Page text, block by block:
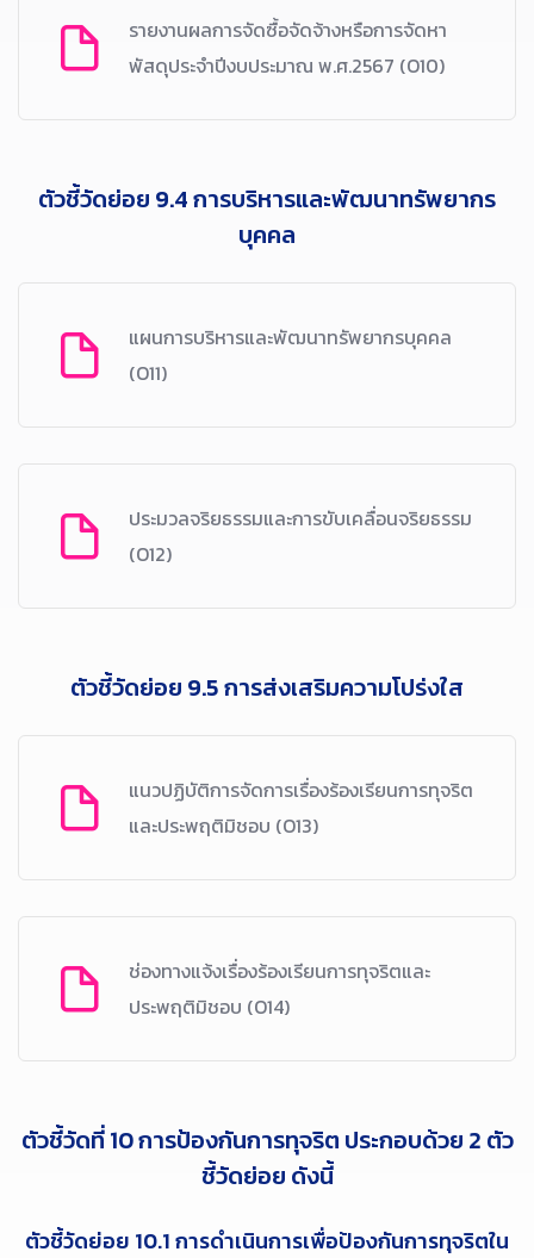
รายงานผลการจัดซื้อจัดจ้างหรือการจัดหา
พัสดุประจำปีงบประมาณ พ.ศ.2567 (O10)
ตัวชี้วัดย่อย 9.4 การบริหารและพัฒนาทรัพยากร
บุคคล
แผนการบริหารและพัฒนาทรัพยากรบุคคล
(O11)
ประมวลจริยธรรมและการขับเคลื่อนจริยธรรม
(O12)
ตัวชี้วัดย่อย 9.5 การส่งเสริมความโปร่งใส
แนวปฏิบัติการจัดการเรื่องร้องเรียนการทุจริต
และประพฤติมิชอบ (O13)
ช่องทางแจ้งเรื่องร้องเรียนการทุจริตและ
ประพฤติมิชอบ (O14)
ตัวชี้วัดที่ 10 การป้องกันการทุจริต ประกอบด้วย 2 ตัว
ชี้วัดย่อย ดังนี้
ตัวชี้วัดย่อย 10.1 การดำเนินการเพื่อป้องกันการทุจริตใน